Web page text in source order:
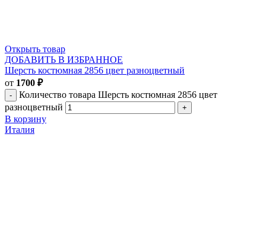
Открыть товар
ДОБАВИТЬ В ИЗБРАННОЕ
Шерсть костюмная 2856 цвет разноцветный
от 1700 ₽
Количество товара Шерсть костюмная 2856 цвет
разноцветный
В корзину
Италия